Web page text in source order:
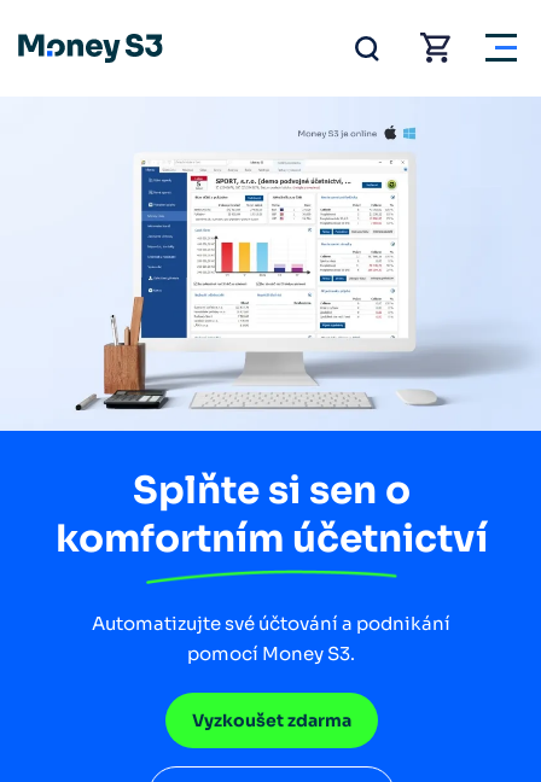
Splňte si sen o
komfortním účetnictví
Automatizujte své účtování a podnikání
pomocí Money S3.
Vyzkoušet zdarma